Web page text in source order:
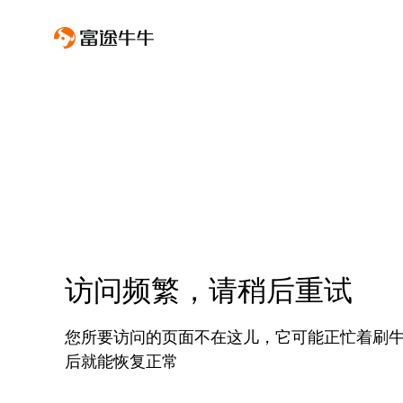
访问频繁，请稍后重试
您所要访问的页面不在这儿，它可能正忙着刷
后就能恢复正常